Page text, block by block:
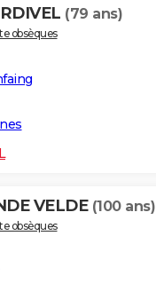
(79 ans)
obsèques
VELDE (100 ans)
obsèques